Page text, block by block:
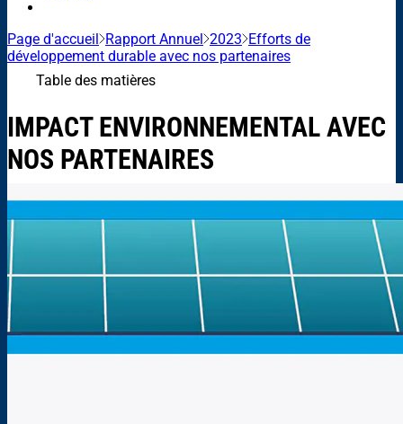
Page d'accueil Rapport Annuel 2023 Efforts de
développement durable avec nos partenaires
Table des matières
IMPACT ENVIRONNEMENTAL AVEC
NOS PARTENAIRES